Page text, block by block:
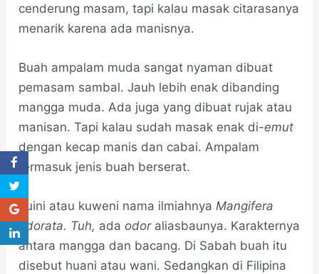
cenderung masam, tapi kalau masak citarasanya
menarik karena ada manisnya.
Buah ampalam muda sangat nyaman dibuat
pemasam sambal. Jauh lebih enak dibanding
mangga muda. Ada juga yang dibuat rujak atau
manisan. Tapi kalau sudah masak enak di-emut
dengan kecap manis dan cabai. Ampalam
termasuk jenis buah berserat.
Kuini atau kuweni nama ilmiahnya Mangifera
odorata. Tuh, ada odor aliasbaunya. Karakternya
antara mangga dan bacang. Di Sabah buah itu
disebut huani atau wani. Sedangkan di Filipina